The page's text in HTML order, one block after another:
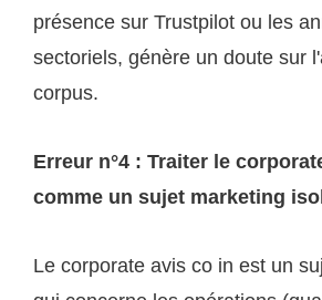
présence sur Trustpilot ou les
sectoriels, génère un doute sur
corpus.
Erreur n°4 : Traiter le
comme un sujet marketing
Le corporate avis co in est un